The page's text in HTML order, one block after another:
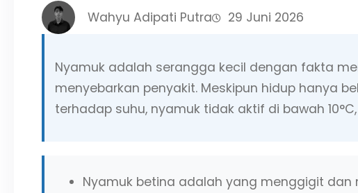
Wahyu Adipati Putra 29 Juni 2026
Nyamuk adalah serangga kecil dengan fakta
menyebarkan penyakit. Meskipun hidup hanya
terhadap suhu, nyamuk tidak aktif di bawah
Nyamuk betina adalah yang menggigit dan